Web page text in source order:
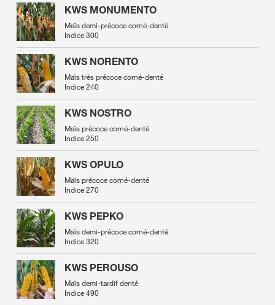
KWS MONUMENTO
Maïs demi-précoce corné-denté
Indice 300
KWS NORENTO
Maïs très précoce corné-denté
Indice 240
KWS NOSTRO
Maïs précoce corné-denté
Indice 250
KWS OPULO
Maïs précoce corné-denté
Indice 270
KWS PEPKO
Maïs demi-précoce corné-denté
Indice 320
KWS PEROUSO
Maïs demi-tardif denté
Indice 490